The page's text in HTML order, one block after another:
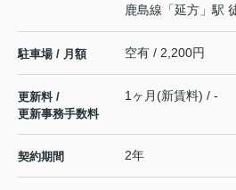
鹿島線 「延方 」駅
駐車場 / 月額 空有 / 2,200円
更新料 /
更新事務手数料
1ヶ月(新賃料) / -
契約期間 2年